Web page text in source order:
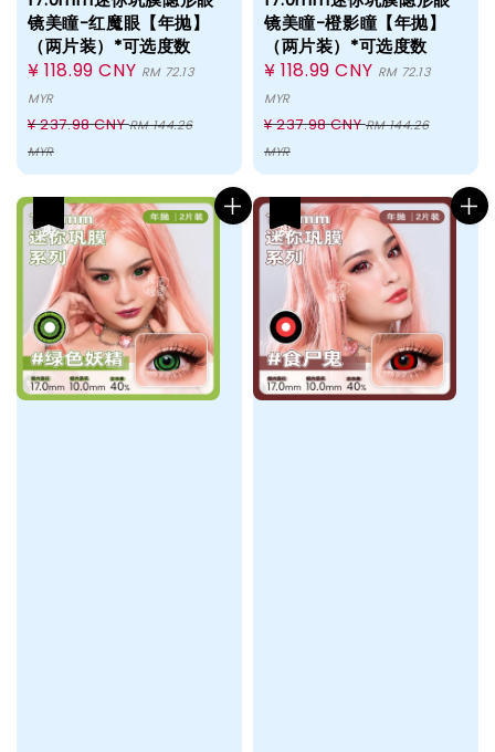
镜美瞳-红魔眼【年抛】
（两片装）*可选度数
Sale
price
¥ 118.99 CNY RM 72.13
MYR
Regular
price
¥ 237.98 CNYRM 144.26
MYR
镜美瞳-橙影瞳【年抛】
（两片装）*可选度数
Sale
price
¥ 118.99 CNY RM 72.13
MYR
Regular
price
¥ 237.98 CNYRM 144.26
MYR